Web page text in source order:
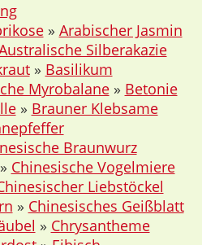
» Arabischer Jasmin
Silberakazie
» Basilikum
Myrobalane » Betonie
» Brauner Klebsame
Braunwurz
» Chinesische Vogelmiere
Liebstöckel
» Chinesisches Geißblatt
» Chrysantheme